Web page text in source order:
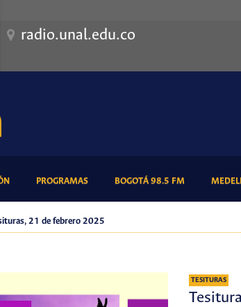
radio.unal.edu.co
(CURRENT)PROGRAMAS(CURRENT)BOGOTÁ 98.5 FM(CURRENT)
21 de febrero 2025
TESITURAS